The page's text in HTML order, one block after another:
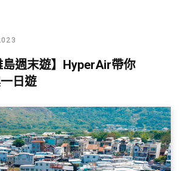
島週末遊】HyperAir帶你
日遊